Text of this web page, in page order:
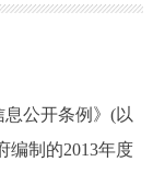
回应关切
公开条例》(以
编制的2013年度